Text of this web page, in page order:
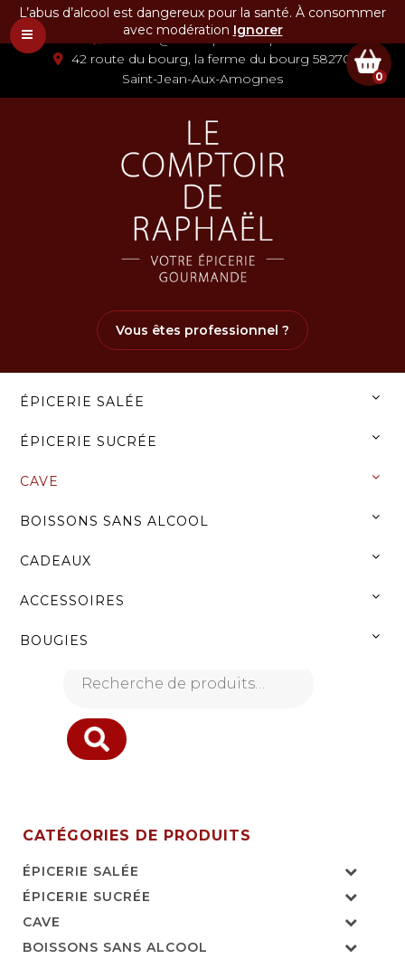
03 86 58 07 80
contact@lecomptoirderaphael.fr
42 route du bourg, la ferme du bourg 58270
Saint-Jean-Aux-Amognes
0
Vous êtes professionnel ?
ÉPICERIE SALÉE
ÉPICERIE SUCRÉE
CAVE
BOISSONS SANS ALCOOL
CADEAUX
ACCESSOIRES
BOUGIES
NOS PRODUITS
Recherche
CATÉGORIES DE PRODUITS
ÉPICERIE SALÉE
ÉPICERIE SUCRÉE
CAVE
BOISSONS SANS ALCOOL
L’abus d’alcool est dangereux pour la santé. À consommer
avec modération Ignorer